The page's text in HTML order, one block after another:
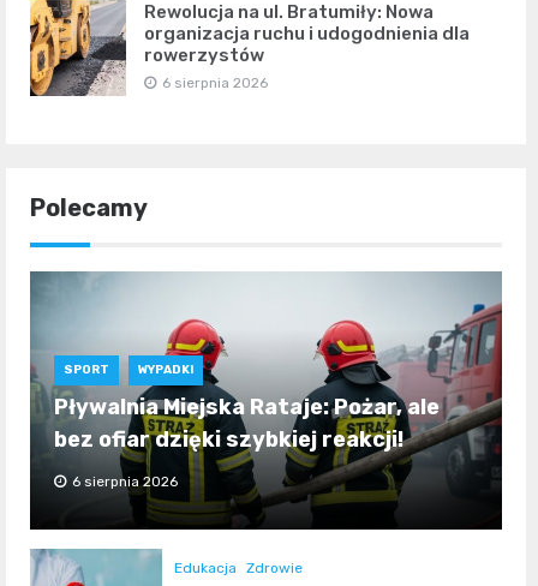
Rewolucja na ul. Bratumiły: Nowa
organizacja ruchu i udogodnienia dla
rowerzystów
6 sierpnia 2026
Polecamy
SPORT WYPADKI
Pływalnia Miejska Rataje: Pożar, ale
bez ofiar dzięki szybkiej reakcji!
6 sierpnia 2026
Edukacja Zdrowie